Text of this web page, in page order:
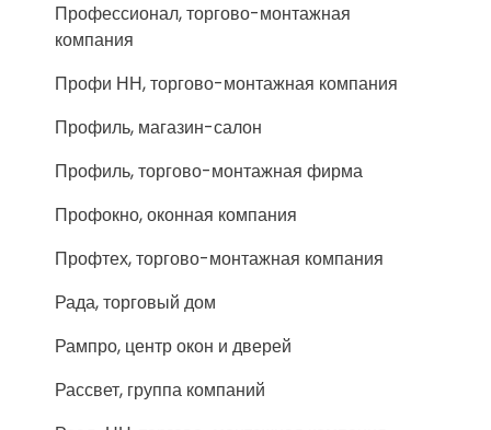
Профессионал, торгово-монтажная
компания
Профи НН, торгово-монтажная компания
Профиль, магазин-салон
Профиль, торгово-монтажная фирма
Профокно, оконная компания
Профтех, торгово-монтажная компания
Рада, торговый дом
Рампро, центр окон и дверей
Рассвет, группа компаний